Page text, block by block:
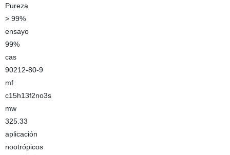
Pureza
> 99%
ensayo
99%
cas
90212-80-9
mf
c15h13f2no3s
mw
325.33
aplicación
nootrópicos